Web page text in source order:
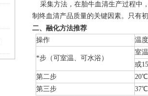
采集方法，在胎牛血清生产过程中
制终血清产品质量的关键因素。只有
二、融化方法推荐
操作 温度
*步（可室温、可水浴）
室温
或
第二步
第三步